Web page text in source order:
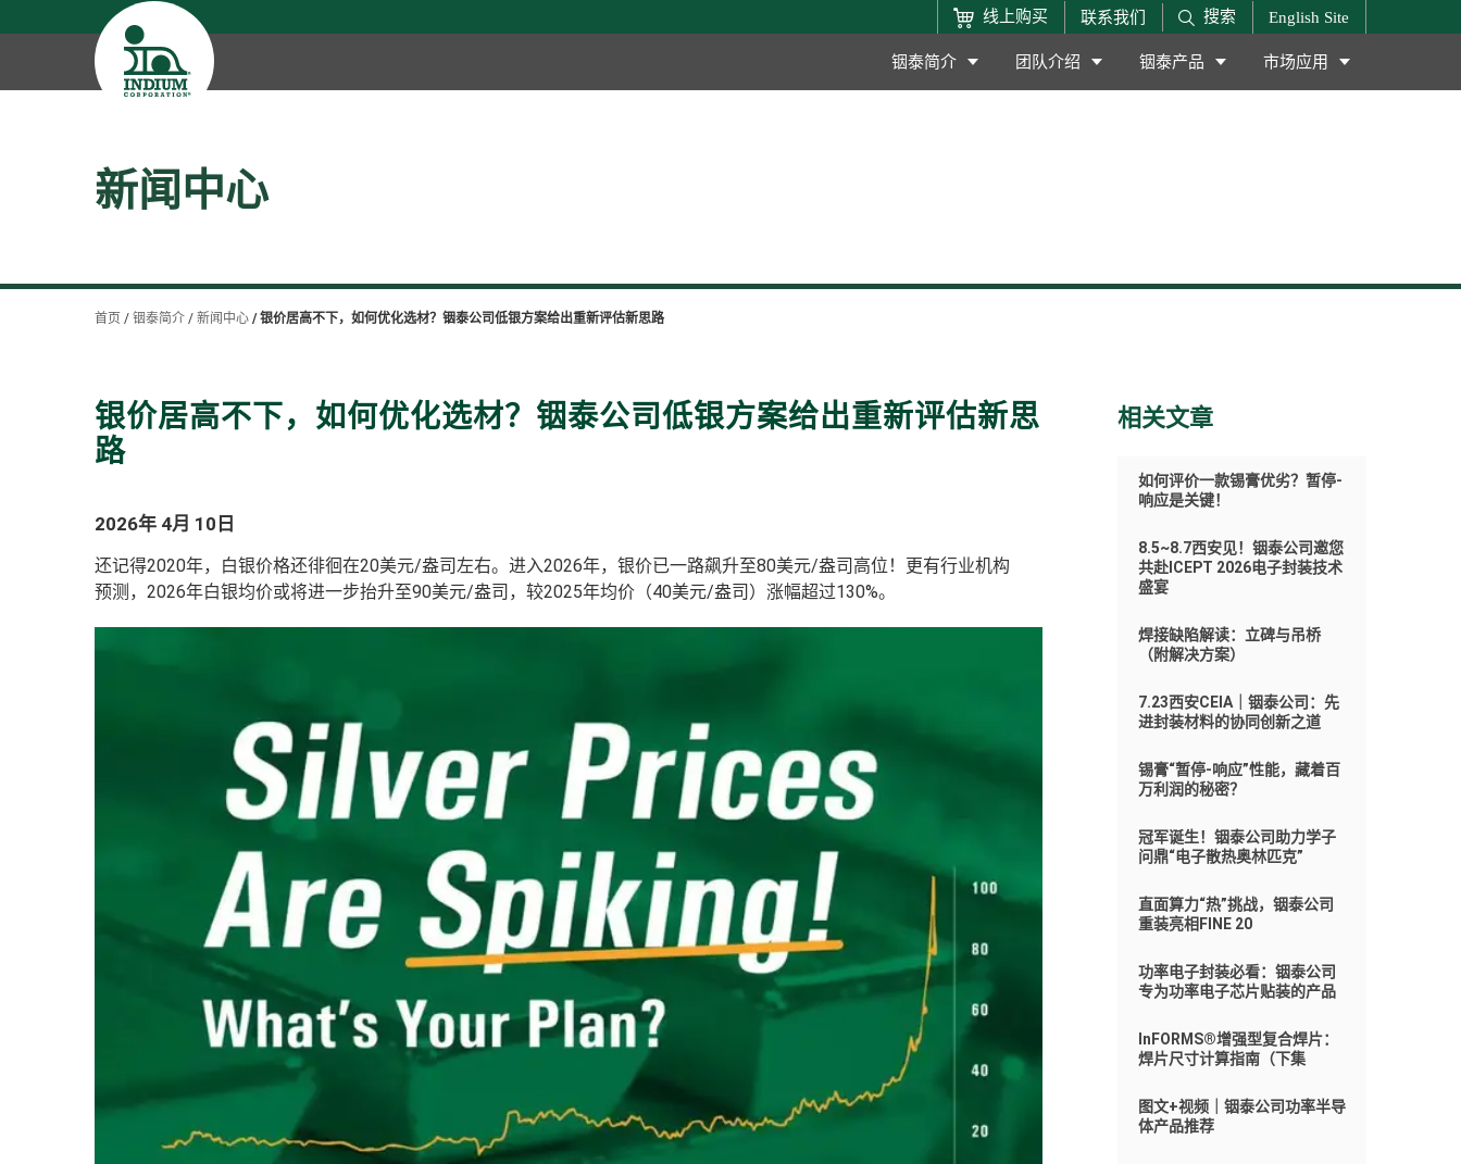
线上购买 联系我们 搜索 English Site
铟泰简介 团队介绍 铟泰产品 市场应用
新闻中心
首页 铟泰简介 新闻中心 银价居高不下，如何优化选材？铟泰公司低银方案给出重新评估新思路
银价居高不下，如何优化选材？铟泰公司低银方案给出重新评估新思
路
2026年 4月 10日
还记得2020年，白银价格还徘徊在20美元/盎司左右。进入2026年，银价已一路飙升至80美元/盎司高位！更有行业机构
预测，2026年白银均价或将进一步抬升至90美元/盎司，较2025年均价（40美元/盎司）涨幅超过130%。
相关文章
如何评价一款锡膏优劣？暂停-
响应是关键！
8.5~8.7西安见！铟泰公司邀您
共赴ICEPT 2026电子封装技术
盛宴
焊接缺陷解读：立碑与吊桥
（附解决方案）
7.23西安CEIA｜铟泰公司：先
进封装材料的协同创新之道
锡膏“暂停-响应”性能，藏着百
万利润的秘密？
冠军诞生！铟泰公司助力学子
问鼎“电子散热奥林匹克”
直面算力“热”挑战，铟泰公司
重装亮相FINE 20
功率电子封装必看：铟泰公司
专为功率电子芯片贴装的产品
InFORMS®增强型复合焊片：
焊片尺寸计算指南（下集
图文+视频｜铟泰公司功率半导
体产品推荐